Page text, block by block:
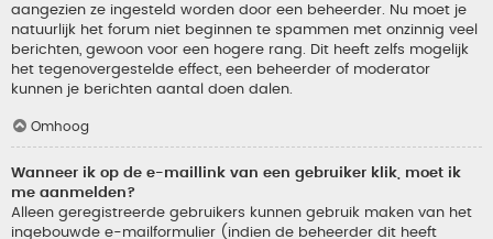
aangezien ze ingesteld worden door een beheerder. Nu moet je
natuurlijk het forum niet beginnen te spammen met onzinnig veel
berichten, gewoon voor een hogere rang. Dit heeft zelfs mogelijk
het tegenovergestelde effect, een beheerder of moderator
kunnen je berichten aantal doen dalen.
Omhoog
Wanneer ik op de e-maillink van een gebruiker klik, moet ik
me aanmelden?
Alleen geregistreerde gebruikers kunnen gebruik maken van het
ingebouwde e-mailformulier (indien de beheerder dit heeft